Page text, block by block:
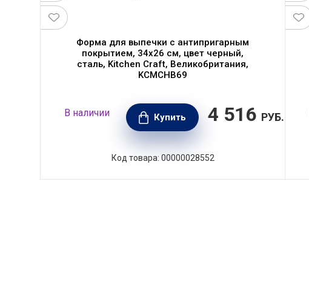
Форма для выпечки с антипригарным
покрытием, 34х26 см, цвет черный,
сталь, Kitchen Craft, Великобритания,
KCMCHB69
В наличии Купить 4 516 РУБ.
Код товара: 00000028552